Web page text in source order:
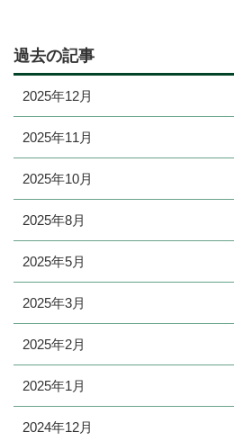
過去の記事
2025年12月
2025年11月
2025年10月
2025年8月
2025年5月
2025年3月
2025年2月
2025年1月
2024年12月